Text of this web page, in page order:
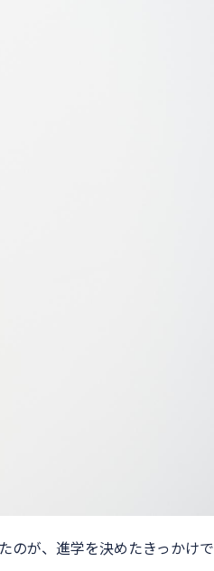
のが、進学を決めたきっかけで